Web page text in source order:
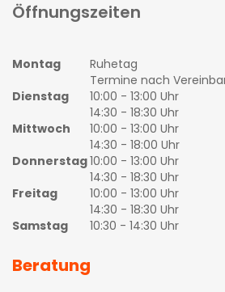
Öffnungszeiten
Montag
Ruhetag
Termine nach
Dienstag
10:00 - 13:00 Uhr
14:30 - 18:30 Uhr
Mittwoch
10:00 - 13:00 Uhr
14:30 - 18:00 Uhr
Donnerstag10:00 - 13:00 Uhr
14:30 - 18:30 Uhr
Freitag
10:00 - 13:00 Uhr
14:30 - 18:30 Uhr
Samstag
10:30 - 14:30 Uhr
Beratung